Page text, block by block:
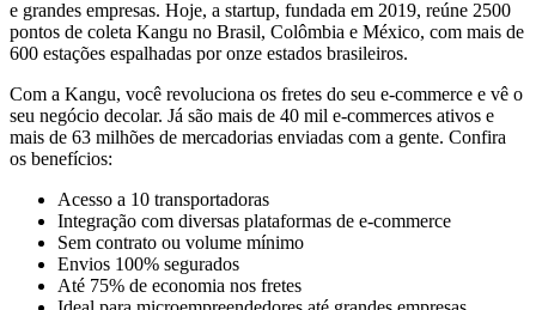
e grandes empresas. Hoje, a startup, fundada em 2019, reúne 2500
pontos de coleta Kangu no Brasil, Colômbia e México, com mais de
600 estações espalhadas por onze estados brasileiros.
Com a Kangu, você revoluciona os fretes do seu e-commerce e vê o
seu negócio decolar. Já são mais de 40 mil e-commerces ativos e
mais de 63 milhões de mercadorias enviadas com a gente. Confira
os benefícios:
Acesso a 10 transportadoras
Integração com diversas plataformas de e-commerce
Sem contrato ou volume mínimo
Envios 100% segurados
Até 75% de economia nos fretes